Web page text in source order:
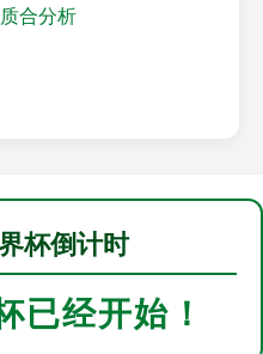
合分析
杯倒计时
已经开始！